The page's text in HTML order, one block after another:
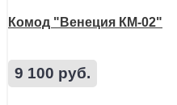
Комод "Венеция КМ-02"
9 100 руб.